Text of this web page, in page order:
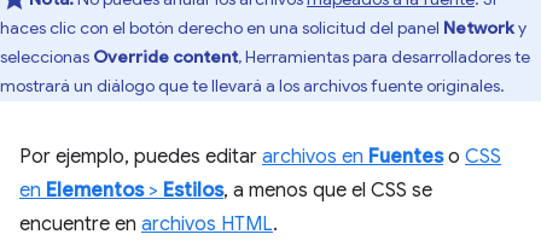
haces clic con el botón derecho en una solicitud del panel Networky
seleccionas Override content, Herramientas para desarrolladores te
mostrará un diálogo que te llevará a los archivos fuente originales.
Por ejemplo, puedes editar archivos en Fuenteso CSS
en Elementos> Estilos, a menos que el CSS se
encuentre en archivos HTML.